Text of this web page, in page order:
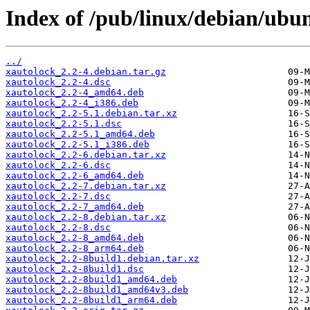
Index of /pub/linux/debian/
../
xautolock_2.2-4.debian.tar.gz
xautolock_2.2-4.dsc
xautolock_2.2-4_amd64.deb
xautolock_2.2-4_i386.deb
xautolock_2.2-5.1.debian.tar.xz
xautolock_2.2-5.1.dsc
xautolock_2.2-5.1_amd64.deb
xautolock_2.2-5.1_i386.deb
xautolock_2.2-6.debian.tar.xz
xautolock_2.2-6.dsc
xautolock_2.2-6_amd64.deb
xautolock_2.2-7.debian.tar.xz
xautolock_2.2-7.dsc
xautolock_2.2-7_amd64.deb
xautolock_2.2-8.debian.tar.xz
xautolock_2.2-8.dsc
xautolock_2.2-8_amd64.deb
xautolock_2.2-8_arm64.deb
xautolock_2.2-8build1.debian.tar.xz
xautolock_2.2-8build1.dsc
xautolock_2.2-8build1_amd64.deb
xautolock_2.2-8build1_amd64v3.deb
xautolock_2.2-8build1_arm64.deb